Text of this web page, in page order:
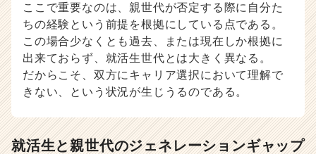
ここで重要なのは、親世代が否定する際に自分た
ちの経験という前提を根拠にしている点である。
この場合少なくとも過去、または現在しか根拠に
出来ておらず、就活生世代とは大きく異なる。
だからこそ、双方にキャリア選択において理解で
きない、という状況が生じうるのである。
就活生と親世代のジェネレーションギャップ